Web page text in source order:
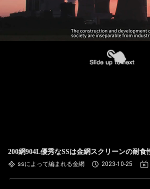
200網904L優秀なSSは金網スクリーンの耐食
ssによって編まれる金網 2023-10-25